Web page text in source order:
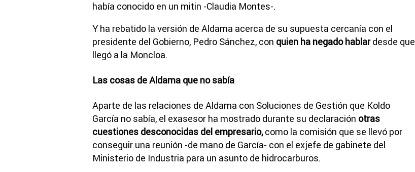
había conocido en un mitin -Claudia Montes-.
Y ha rebatido la versión de Aldama acerca de su supuesta cercanía con el
presidente del Gobierno, Pedro Sánchez, con quien ha negado hablardesde que
llegó a la Moncloa.
Las cosas de Aldama que no sabía
Aparte de las relaciones de Aldama con Soluciones de Gestión que Koldo
García no sabía, el exasesor ha mostrado durante su declaración otras
cuestiones desconocidas del empresario,como la comisión que se llevó por
conseguir una reunión -de mano de García- con el exjefe de gabinete del
Ministerio de Industria para un asunto de hidrocarburos.